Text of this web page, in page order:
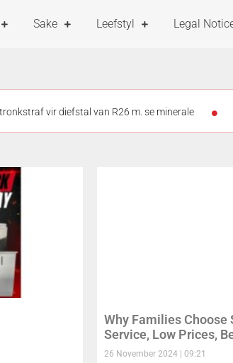
Sake Leefstyl Legal
vir diefstal van R26 m. se minerale
op 2 wiele?
Why Families Choose
Service, Low Prices,
26 November 2024 09:21